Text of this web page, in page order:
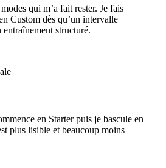
qui m’a fait rester. Je fais
Custom dès qu’un intervalle
structuré.
en Starter puis je bascule en
plus lisible et beaucoup moins